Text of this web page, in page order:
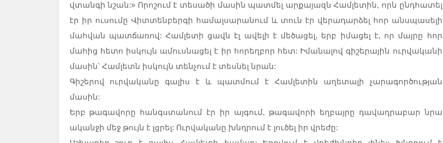
վտանգի նշան:» Որոշում է տեսածի մասին պատմել արքայազն Համլետին, որն ընդհատել
էր իր ուսումը Վիտտենբերգի համալսարանում և տուն էր վերադարձել հոր անսպասելի
մահվան պատճառով: Համլետի ցավն էլ ավելի է մեծացել, երբ իմացել է, որ մայրը հոր
մահից հետո իսկույն ամուսնացել է իր հորեղբոր հետ: Իմանալով գիշերային ուրվականի
մասին՝ Համլետն իսկույն տենչում է տեսնել նրան:
Գիշերով ուրվականը գալիս է և պատմում է Համլետին աղետալի չարագործության
մասին:
Երբ թագավորը հանգստանում էր իր այգում, թագավորի եղբայրը դավադրաբար նրա
ականջի մեջ թույն է լցրել: Ուրվականը խնդրում է լուծել իր վրեժը: